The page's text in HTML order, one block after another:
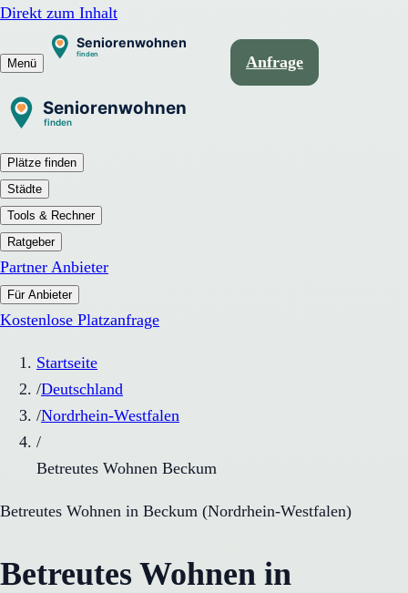
Direkt zum Inhalt
Menü Anfrage
Plätze finden
Städte
Tools & Rechner
Ratgeber
Partner Anbieter
Für Anbieter
Kostenlose Platzanfrage
Startseite
/Deutschland
/Nordrhein-Westfalen
/
Betreutes Wohnen Beckum
Betreutes Wohnen in Beckum (Nordrhein-Westfalen)
Betreutes Wohnen in